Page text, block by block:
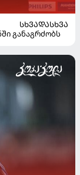
ᲡᲮᲕᲐᲓᲐᲡᲮᲕᲐ
განაგრძობს